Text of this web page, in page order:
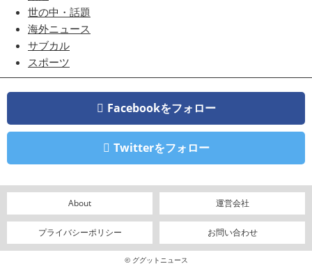
世の中・話題
海外ニュース
サブカル
スポーツ
Facebookをフォロー
Twitterをフォロー
About 運営会社
プライバシーポリシー お問い合わせ
© ググットニュース